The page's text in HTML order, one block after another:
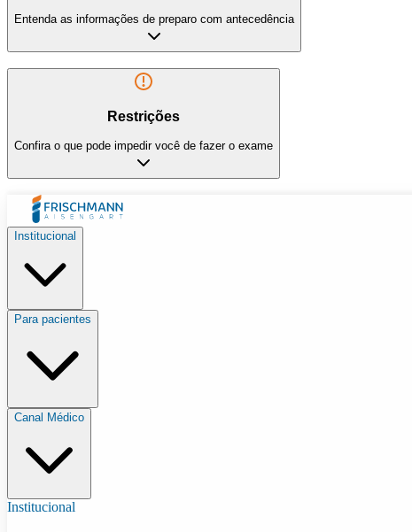
Entenda as informações de preparo com antecedência
Restrições
Confira o que pode impedir você de fazer o exame
Institucional
Para pacientes
Canal Médico
Institucional